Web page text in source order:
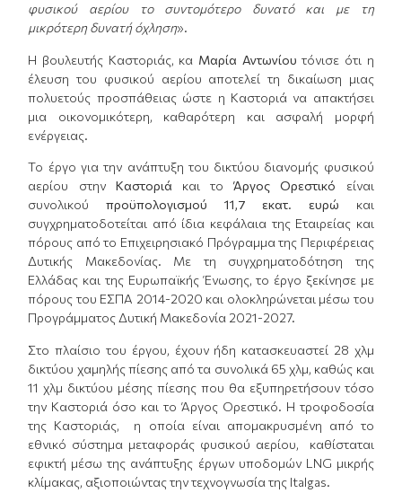
φυσικού αερίου το συντομότερο δυνατό και με τη
μικρότερη δυνατή όχληση».
Η βουλευτής Καστοριάς, κα Μαρία Αντωνίου τόνισε ότι η
έλευση του φυσικού αερίου αποτελεί τη δικαίωση μιας
πολυετούς προσπάθειας ώστε η Καστοριά να απακτήσει
μια οικονομικότερη, καθαρότερη και ασφαλή μορφή
ενέργειας.
Το έργο για την ανάπτυξη του δικτύου διανομής φυσικού
αερίου στην Καστοριά και τοΆργος Ορεστικό είναι
συνολικούπροϋπολογισμού 11,7 εκατ. ευρώ και
συγχρηματοδοτείται από ίδια κεφάλαια της Εταιρείας και
πόρους από το Επιχειρησιακό Πρόγραμμα της Περιφέρειας
Δυτικής Μακεδονίας. Με τη συγχρηματοδότηση της
Ελλάδας και της Ευρωπαϊκής Ένωσης, το έργο ξεκίνησε με
πόρους του ΕΣΠΑ 2014-2020 και ολοκληρώνεται μέσω του
Προγράμματος Δυτική Μακεδονία 2021-2027.
Στο πλαίσιο του έργου, έχουν ήδη κατασκευαστεί 28 χλμ
δικτύου χαμηλής πίεσης από τα συνολικά 65 χλμ, καθώς και
11 χλμ δικτύου μέσης πίεσης που θα εξυπηρετήσουν τόσο
την Καστοριά όσο και το Άργος Ορεστικό. Η τροφοδοσία
της Καστοριάς, η οποία είναι απομακρυσμένη από το
εθνικό σύστημα μεταφοράς φυσικού αερίου, καθίσταται
εφικτή μέσω της ανάπτυξης έργων υποδομών LNG μικρής
κλίμακας, αξιοποιώντας την τεχνογνωσία της Italgas.